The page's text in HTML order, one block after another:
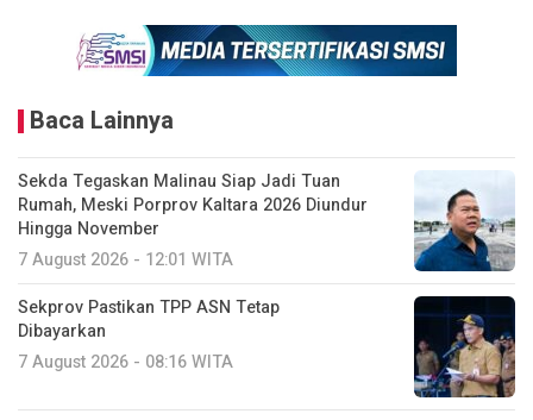
Baca Lainnya
Sekda Tegaskan Malinau Siap Jadi Tuan
Rumah, Meski Porprov Kaltara 2026 Diundur
Hingga November
7 August 2026 - 12:01 WITA
Sekprov Pastikan TPP ASN Tetap
Dibayarkan
7 August 2026 - 08:16 WITA